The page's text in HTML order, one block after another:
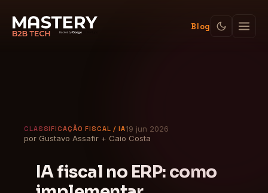
Blog
CLASSIFICAÇÃO FISCAL / IA19 jun 2026
por Gustavo Assafir + Caio Costa
IA fiscal no ERP: como